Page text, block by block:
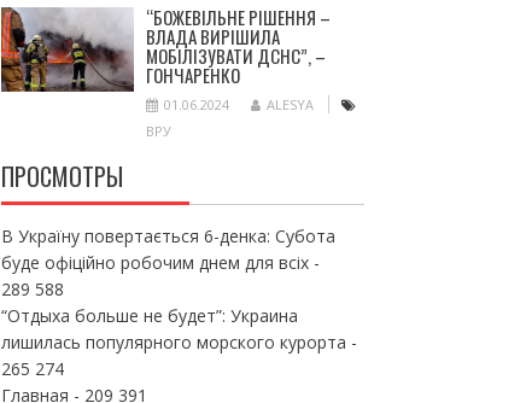
“БОЖЕВІЛЬНЕ РІШЕННЯ –
ВЛАДА ВИРІШИЛА
МОБІЛІЗУВАТИ ДСНС”, –
ГОНЧАРЕНКО
01.06.2024
ALESYA
ВРУ
ПРОСМОТРЫ
В Україну повертається 6-денка: Субота
буде офіційно робочим днем для всіх-
289 588
“Отдыха больше не будет”: Украина
лишилась популярного морского курорта -
265 274
Главная - 209 391